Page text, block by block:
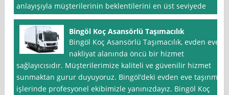
anlayışıyla müşterilerinin beklentilerini en üst seviyede
Bingöl Koç Asansörlü Taşımacılık
Bingöl Koç Asansörlü Taşımacılık, evden eve
nakliyat alanında öncü bir hizmet
sağlayıcısıdır. Müşterilerimize kaliteli ve güvenilir hizmet
sunmaktan gurur duyuyoruz. Bingöl’deki evden eve taşınma
işlerinde profesyonel ekibimizle yanınızdayız. Bingöl Koç